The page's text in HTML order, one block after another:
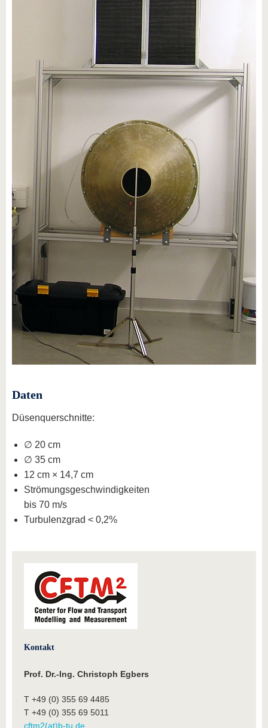
Daten
Düsenquerschnitte:
∅ 20 cm
∅ 35 cm
12 cm × 14,7 cm
Strömungsgeschwindigkeiten
bis 70 m/s
Turbulenzgrad < 0,2%
Kontakt
Prof. Dr.-Ing. Christoph Egbers
T +49 (0) 355 69 4485
T +49 (0) 355 69 5011
cftm2(at)b-tu.de